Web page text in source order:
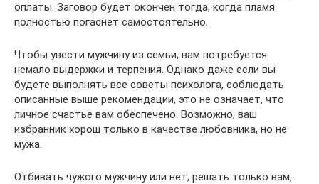
оплаты. Заговор будет окончен тогда, когда пламя
полностью погаснет самостоятельно.
Чтобы увести мужчину из семьи, вам потребуется
немало выдержки и терпения. Однако даже если вы
будете выполнять все советы психолога, соблюдать
описанные выше рекомендации, это не означает, что
личное счастье вам обеспечено. Возможно, ваш
избранник хорош только в качестве любовника, но не
мужа.
Отбивать чужого мужчину или нет, решать только вам,